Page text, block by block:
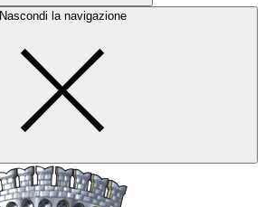
Nascondi la navigazione